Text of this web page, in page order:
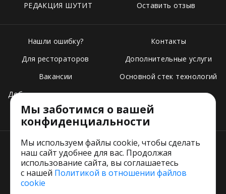
РЕДАКЦИЯ ШУТИТ
Оставить отзыв
Нашли ошибку?
Для рестораторов
Вакансии
Добавить свое заведение
Тарифы
Контакты
Дополнительные услуги
Основной стек технологий
Пользовательское соглашение
Мы заботимся о вашей
конфиденциальности
Мы используем файлы cookie, чтобы сделать
наш сайт удобнее для вас. Продолжая
использование сайта, вы соглашаетесь
с нашей Политикой в отношении файлов
cookie